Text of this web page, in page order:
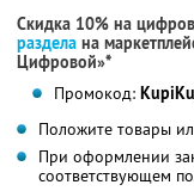
Скидка 10% на
раздела на
Цифровой»*
Промокод:
Положите товары
При оформлении
соответствующем